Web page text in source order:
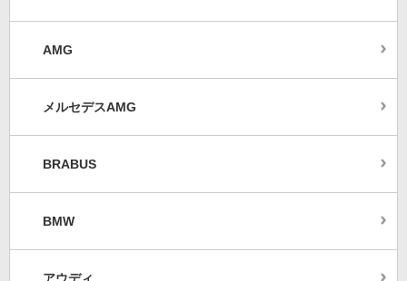
AMG
メルセデスAMG
BRABUS
BMW